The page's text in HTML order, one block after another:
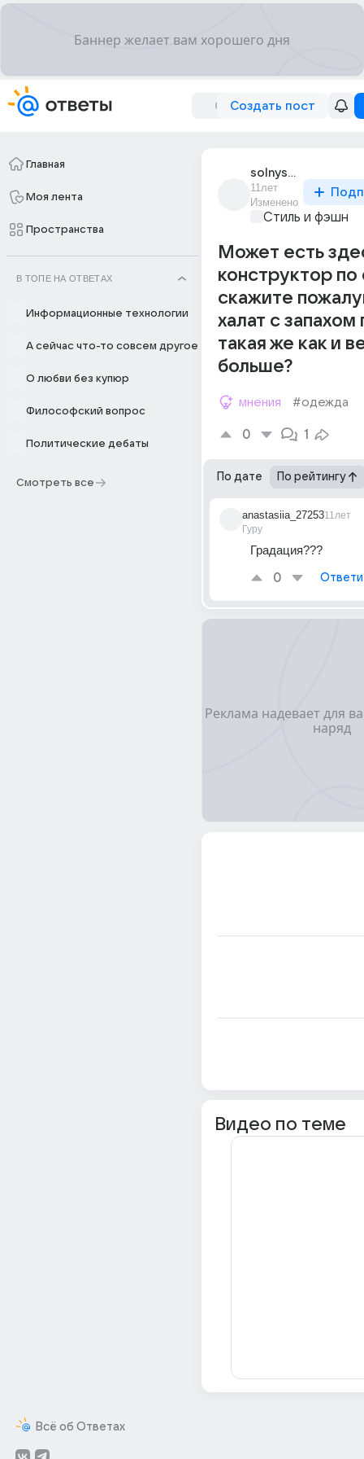
Создать пост
Главная
Моя лента
Пространства
В ТОПЕ НА ОТВЕТАХ
Информационные технологии
А сейчас что-то совсем другое
О любви без купюр
Философский вопрос
Политические дебаты
Смотреть все
Всё об Ответах
solnyshko_482
11лет
Изменено
Стиль и фэшн
Может есть
конструктор
скажите
халат с запахом
такая же как и
больше?
мнения #одежда
0 1
По дате По рейтингу
anastasiia_27253
Гуру
11лет
Градация???
0
Видео по теме